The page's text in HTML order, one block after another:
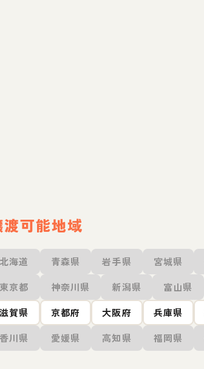
渡可能地域
北海道 青森県 岩手県 宮城県
東京都
神奈川県 新潟県 富山県
滋賀県
京都府 大阪府 兵庫県
香川県
愛媛県 高知県 福岡県